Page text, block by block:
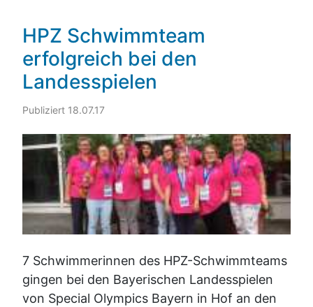
HPZ Schwimmteam
erfolgreich bei den
Landesspielen
Publiziert 18.07.17
7 Schwimmerinnen des HPZ-Schwimmteams
gingen bei den Bayerischen Landesspielen
von Special Olympics Bayern in Hof an den